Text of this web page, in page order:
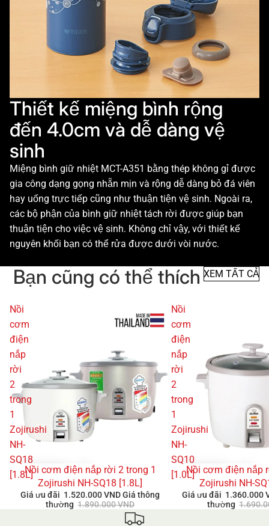
Thiết kế miệng bình rộng
đến 4.0cm và dễ dàng vệ
sinh
Miệng bình giữ nhiệt MCT-A351 bằng thép không gỉ được
gia công dạng gọng nhẵn mịn và rộng dễ dàng bỏ đá viên
hay uống trực tiếp cũng như thuận tiện vệ sinh. Ngoài ra,
các bộ phận của bình giữ nhiệt tách rời được giúp bạn
thuận tiện cho việc vệ sinh. Không chỉ vậy, với thiết kế
nguyên khối bạn có thể rửa được dưới vòi nước.
Bạn cũng có thể thích XEM TẤT CẢ
Nồi
cơm
điện
nắp
rời
2
trong
1
Zojirushi
NH-
SQ18
[1.8L]
GIẢM GIÁ
Nồi cơm điện nắp rời 2 trong 1
Zojirushi NH-SQ18 [1.8L]
Giá ưu đãi 1.520.000 VND Giá thông
thường 1.890.000 VND
Nồi
cơm
điện
nắp
rời
2
trong
1
Zojirushi
NH-
SQ10
[1.0L]
GIẢM GIÁ
Nồi cơm điện nắp
Zojirushi NH-
Giá ưu đãi 1.360.000
thường